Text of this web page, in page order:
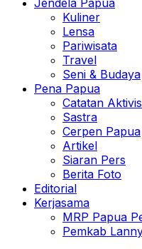
Jendela Papua
Kuliner
Lensa
Pariwisata
Travel
Seni & Budaya
Pena Papua
Catatan
Sastra
Cerpen Papua
Artikel
Siaran Pers
Berita Foto
Editorial
Kerjasama
MRP Papua
Pemkab